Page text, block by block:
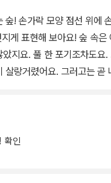
숲! 손가락 모양 점선 위에
지요. 풀 한 포기조차도요
살랑거렸어요. 그러고는 곧
날았어요. 나비가 어디로 가
을까요? <손으로 만드는 숲
확인